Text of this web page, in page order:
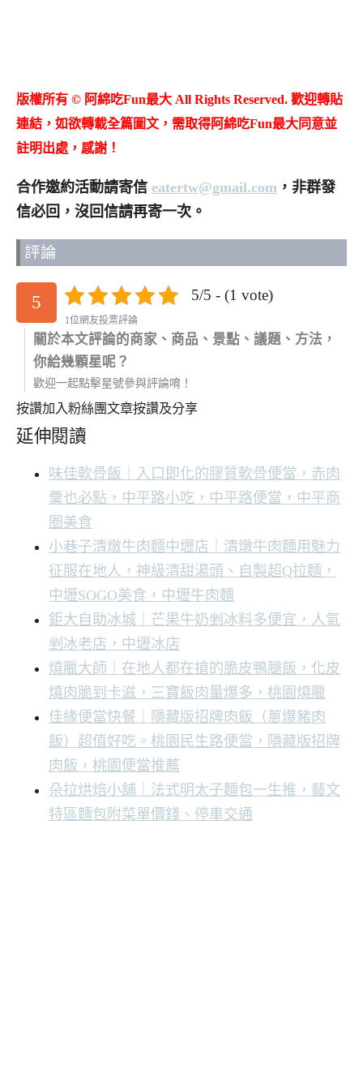
版權所有 © 阿綿吃Fun最大 All Rights Reserved. 歡迎轉貼
連結，如欲轉載全篇圖文，需取得阿綿吃Fun最大同意並
註明出處，感謝！
合作邀約活動請寄信 eatertw@gmail.com ，非群發
信必回，沒回信請再寄一次。
評論
5 5/5 - (1 vote)
1位網友投票評論
關於本文評論的商家、商品、景點、議題、方法，
你給幾顆星呢？
歡迎一起點擊星號參與評論唷！
按讚加入粉絲團文章按讚及分享
延伸閱讀
味佳軟骨飯｜入口即化的膠質軟骨便當，赤肉
羹也必點，中平路小吃，中平路便當，中平商
圈美食
小巷子清燉牛肉麵中壢店｜清燉牛肉麵用魅力
征服在地人，神級清甜湯頭、自製超Q拉麵，
中壢SOGO美食，中壢牛肉麵
鉅大自助冰城｜芒果牛奶剉冰料多便宜，人氣
剉冰老店，中壢冰店
燒臘大師｜在地人都在搶的脆皮鴨腿飯，化皮
燒肉脆到卡滋，三寶飯肉量爆多，桃園燒臘
佳緣便當快餐｜隱藏版招牌肉飯（蔥爆豬肉
飯）超值好吃。桃園民生路便當，隱藏版招牌
肉飯，桃園便當推薦
朵拉烘焙小舖｜法式明太子麵包一生推，藝文
特區麵包附菜單價錢、停車交通